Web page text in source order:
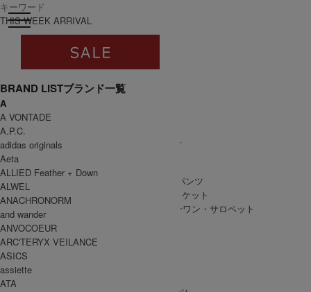
toggle navigation
ログイン
すべて
WOMEN
WOMEN ALL ITEM
/ ワンピース
SKIRT
BOTTOMS
/ ボトムス・パンツ
/ アウター・ジャケット
/ オールインワン・サロペット
MEN
MEN ALL ITEM
THIS WEEK ARRIVAL
BRAND LISTブランド一覧
A
A VONTADE
A.P.C.
adidas originals
Aeta
ALLIED Feather + Down
ALWEL
ANACHRONORM
and wander
ANVOCOEUR
ARC'TERYX VEILANCE
ASICS
assiette
ATA